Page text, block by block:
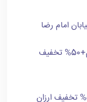
امام رضا